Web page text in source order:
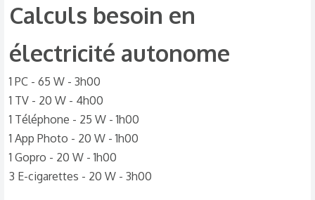
Calculs besoin en
électricité autonome​
1 PC - 65 W - 3h00
1 TV - 20 W - 4h00
1 Téléphone - 25 W - 1h00
1 App Photo - 20 W - 1h00
1 Gopro - 20 W - 1h00
3 E-cigarettes - 20 W - 3h00